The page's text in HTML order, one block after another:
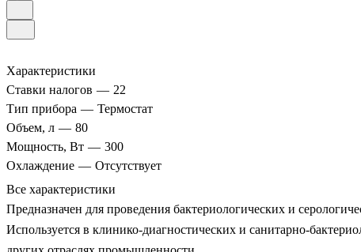
Характеристики
Ставки налогов — 22
Тип прибора — Термостат
Объем, л — 80
Мощность, Вт — 300
Охлаждение — Отсутствует
Все характеристики
Предназначен для проведения бактериологических и
Используется в клинико-диагностических и санитарно-